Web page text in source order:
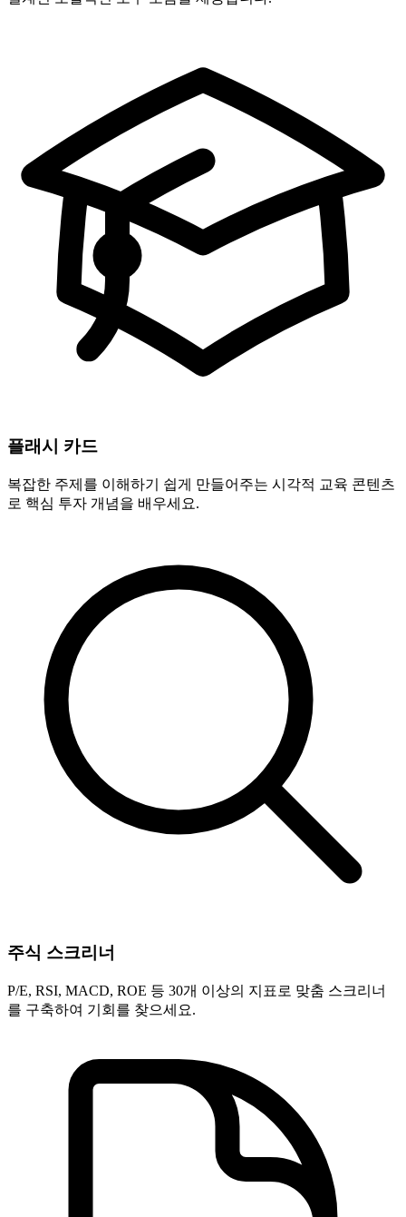
플래시 카드
복잡한 주제를 이해하기 쉽게 만들어주는 시각적 교육 콘텐츠
로 핵심 투자 개념을 배우세요.
주식 스크리너
P/E, RSI, MACD, ROE 등 30개 이상의 지표로 맞춤 스크리너
를 구축하여 기회를 찾으세요.